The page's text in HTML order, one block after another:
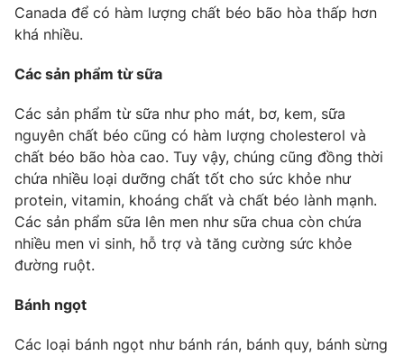
Video Shorts video
VTV Money
VTV Sức khoẻ Bất động sản
Thị trường 24h Tấm lòng Việt
VTV4 Vươn mình bằng AI
VTV9
Canada để có hàm lượng chất béo bão hòa thấp hơn
khá nhiều.
Các sản phẩm từ sữa
Các sản phẩm từ sữa như pho mát, bơ, kem, sữa
nguyên chất béo cũng có hàm lượng cholesterol và
chất béo bão hòa cao. Tuy vậy, chúng cũng đồng thời
chứa nhiều loại dưỡng chất tốt cho sức khỏe như
protein, vitamin, khoáng chất và chất béo lành mạnh.
Các sản phẩm sữa lên men như sữa chua còn chứa
nhiều men vi sinh, hỗ trợ và tăng cường sức khỏe
đường ruột.
Bánh ngọt
Các loại bánh ngọt như bánh rán, bánh quy, bánh sừng